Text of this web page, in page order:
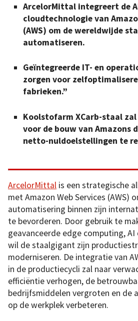
ArcelorMittal integreert de
cloudtechnologie van
(AWS) om de wereldwijde
automatiseren.
Geïntegreerde IT- en
zorgen voor
fabrieken.”
Koolstofarm XCarb-staal
voor de bouw van Amazons
netto-nuldoelstellingen te
ArcelorMittal is een strategische
met Amazon Web Services (AWS)
automatisering binnen zijn
te bevorderen. Door gebruik te
geavanceerde edge computing,
wil de staalgigant zijn
moderniseren. De integratie van
in de productiecycli zal naar
efficiëntie verhogen, de
bedrijfsmiddelen vergroten en de
op de werkplek verbeteren.